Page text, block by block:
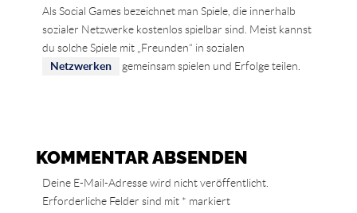
Als Social Games bezeichnet man Spiele, die innerhalb
sozialer Netzwerke kostenlos spielbar sind. Meist kannst
du solche Spiele mit „Freunden“ in sozialen
Netzwerken
gemeinsam spielen und Erfolge teilen.
KOMMENTAR ABSENDEN
Deine E-Mail-Adresse wird nicht veröffentlicht.
Erforderliche Felder sind mit * markiert